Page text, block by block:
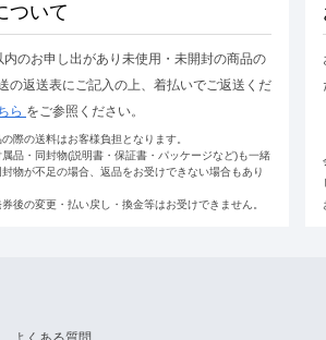
ついて
のお申し出があり未使用・未開封の商品の
の返送表にご記入の上、着払いでご返送くだ
ら をご参照ください。
際の送料はお客様負担となります。
品・同封物(説明書・保証書・パッケージなど)も一緒
物が不足の場合、返品をお受けできない場合もあり
後の変更・払い戻し・換金等はお受けできません。